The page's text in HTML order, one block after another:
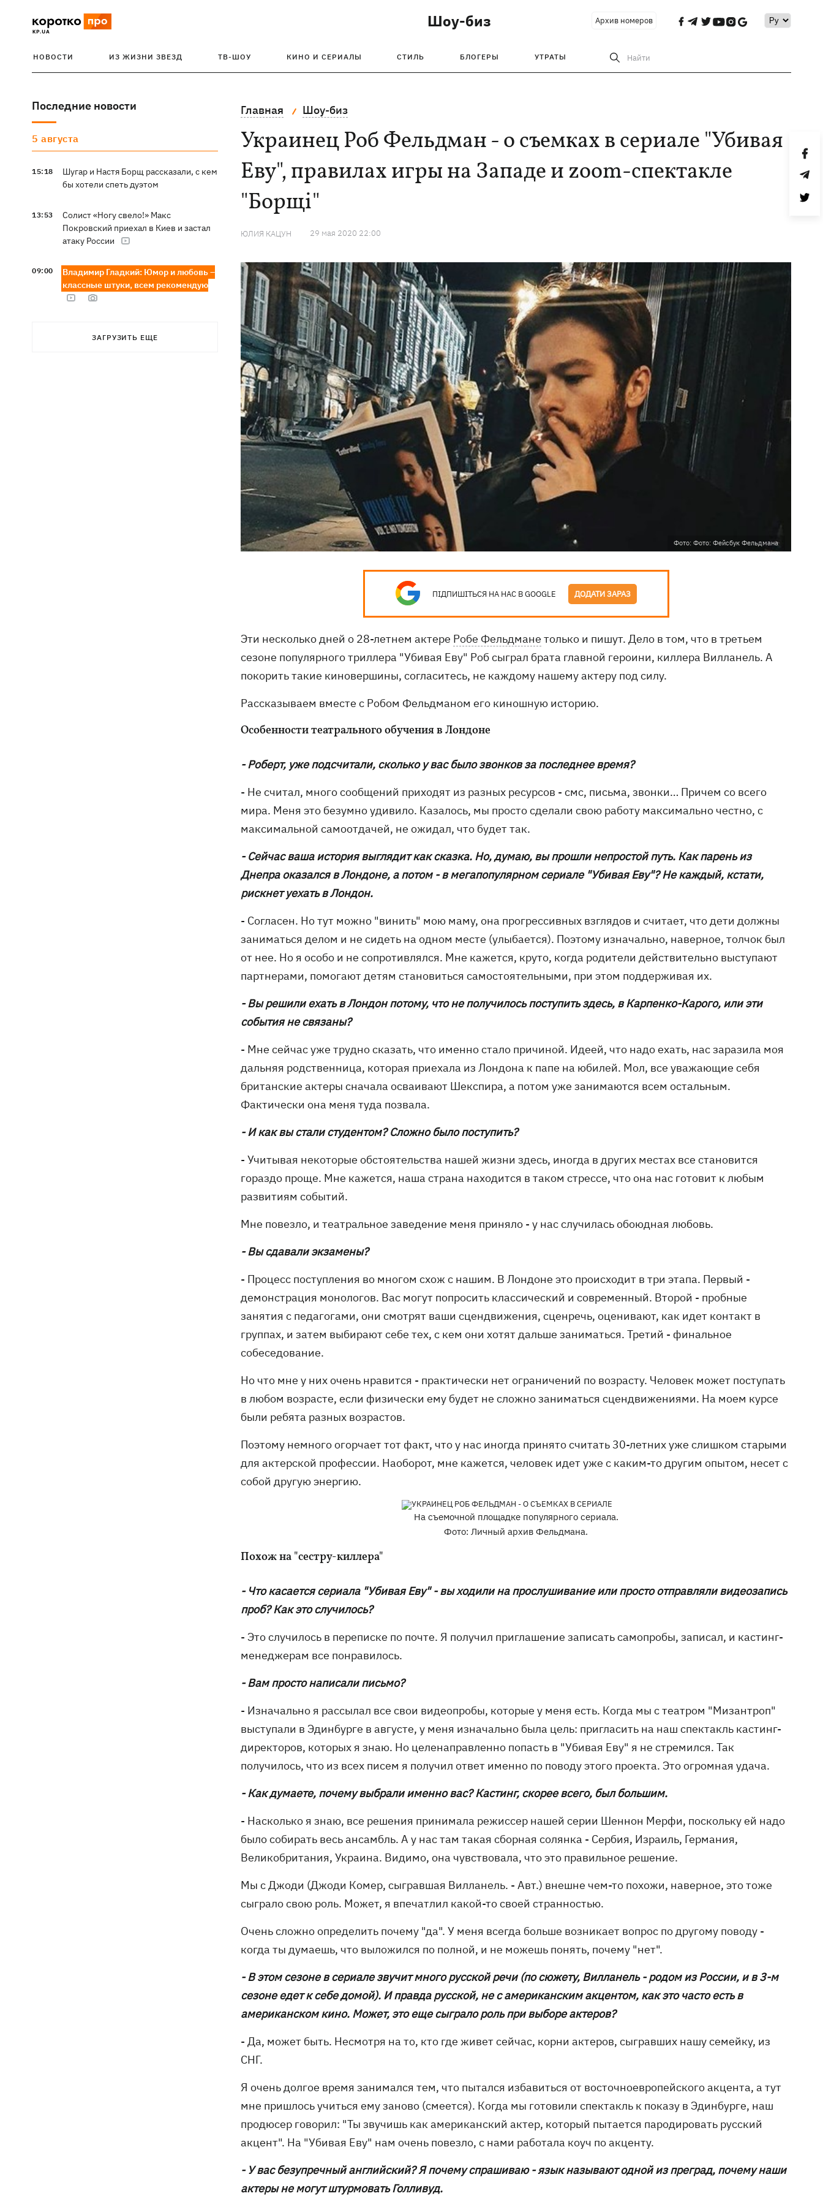
Шоу-биз Архив номеров
НОВОСТИ ИЗ ЖИЗНИ ЗВЕЗД ТВ-ШОУ КИНО И СЕРИАЛЫ СТИЛЬ БЛОГЕРЫ УТРАТЫ Найти
Последние новости
5 августа
15:18
Шугар и Настя Борщ рассказали, с кем
бы хотели спеть дуэтом
13:53
Солист «Ногу свело!» Макс
Покровский приехал в Киев и застал
атаку России
09:00
Владимир Гладкий: Юмор и любовь –
классные штуки, всем рекомендую
ЗАГРУЗИТЬ ЕЩЕ
Главная Шоу-биз
Украинец Роб Фельдман - о съемках в сериале "Убивая
Еву", правилах игры на Западе и zoom-спектакле
"Борщі"
ЮЛИЯ КАЦУН 29 мая 2020 22:00
Фото: Фото: Фейсбук Фельдмана
ПІДПИШІТЬСЯ НА НАС В GOOGLE ДОДАТИ ЗАРАЗ
Эти несколько дней о 28-летнем актере Робе Фельдмане только и пишут. Дело в том, что в третьем
сезоне популярного триллера "Убивая Еву" Роб сыграл брата главной героини, киллера Вилланель. А
покорить такие киновершины, согласитесь, не каждому нашему актеру под силу.
Рассказываем вместе с Робом Фельдманом его киношную историю.
Особенности театрального обучения в Лондоне
- Роберт, уже подсчитали, сколько у вас было звонков за последнее время?
- Не считал, много сообщений приходят из разных ресурсов - смс, письма, звонки… Причем со всего
мира. Меня это безумно удивило. Казалось, мы просто сделали свою работу максимально честно, с
максимальной самоотдачей, не ожидал, что будет так.
- Сейчас ваша история выглядит как сказка. Но, думаю, вы прошли непростой путь. Как парень из
Днепра оказался в Лондоне, а потом - в мегапопулярном сериале "Убивая Еву"? Не каждый, кстати,
рискнет уехать в Лондон.
- Согласен. Но тут можно "винить" мою маму, она прогрессивных взглядов и считает, что дети должны
заниматься делом и не сидеть на одном месте (улыбается). Поэтому изначально, наверное, толчок был
от нее. Но я особо и не сопротивлялся. Мне кажется, круто, когда родители действительно выступают
партнерами, помогают детям становиться самостоятельными, при этом поддерживая их.
- Вы решили ехать в Лондон потому, что не получилось поступить здесь, в Карпенко-Карого, или эти
события не связаны?
- Мне сейчас уже трудно сказать, что именно стало причиной. Идеей, что надо ехать, нас заразила моя
дальняя родственница, которая приехала из Лондона к папе на юбилей. Мол, все уважающие себя
британские актеры сначала осваивают Шекспира, а потом уже занимаются всем остальным.
Фактически она меня туда позвала.
- И как вы стали студентом? Сложно было поступить?
- Учитывая некоторые обстоятельства нашей жизни здесь, иногда в других местах все становится
гораздо проще. Мне кажется, наша страна находится в таком стрессе, что она нас готовит к любым
развитиям событий.
Мне повезло, и театральное заведение меня приняло - у нас случилась обоюдная любовь.
- Вы сдавали экзамены?
- Процесс поступления во многом схож с нашим. В Лондоне это происходит в три этапа. Первый -
демонстрация монологов. Вас могут попросить классический и современный. Второй - пробные
занятия с педагогами, они смотрят ваши сцендвижения, сценречь, оценивают, как идет контакт в
группах, и затем выбирают себе тех, с кем они хотят дальше заниматься. Третий - финальное
собеседование.
Но что мне у них очень нравится - практически нет ограничений по возрасту. Человек может поступать
в любом возрасте, если физически ему будет не сложно заниматься сцендвижениями. На моем курсе
были ребята разных возрастов.
Поэтому немного огорчает тот факт, что у нас иногда принято считать 30-летних уже слишком старыми
для актерской профессии. Наоборот, мне кажется, человек идет уже с каким-то другим опытом, несет с
собой другую энергию.
На съемочной площадке популярного сериала.
Фото: Личный архив Фельдмана.
Похож на "сестру-киллера"
- Что касается сериала "Убивая Еву" - вы ходили на прослушивание или просто отправляли видеозапись
проб? Как это случилось?
- Это случилось в переписке по почте. Я получил приглашение записать самопробы, записал, и кастинг-
менеджерам все понравилось.
- Вам просто написали письмо?
- Изначально я рассылал все свои видеопробы, которые у меня есть. Когда мы с театром "Мизантроп"
выступали в Эдинбурге в августе, у меня изначально была цель: пригласить на наш спектакль кастинг-
директоров, которых я знаю. Но целенаправленно попасть в "Убивая Еву" я не стремился. Так
получилось, что из всех писем я получил ответ именно по поводу этого проекта. Это огромная удача.
- Как думаете, почему выбрали именно вас? Кастинг, скорее всего, был большим.
- Насколько я знаю, все решения принимала режиссер нашей серии Шеннон Мерфи, поскольку ей надо
было собирать весь ансамбль. А у нас там такая сборная солянка - Сербия, Израиль, Германия,
Великобритания, Украина. Видимо, она чувствовала, что это правильное решение.
Мы с Джоди (Джоди Комер, сыгравшая Вилланель. - Авт.) внешне чем-то похожи, наверное, это тоже
сыграло свою роль. Может, я впечатлил какой-то своей странностью.
Очень сложно определить почему "да". У меня всегда больше возникает вопрос по другому поводу -
когда ты думаешь, что выложился по полной, и не можешь понять, почему "нет".
- В этом сезоне в сериале звучит много русской речи (по сюжету, Вилланель - родом из России, и в 3-м
сезоне едет к себе домой). И правда русской, не с американским акцентом, как это часто есть в
американском кино. Может, это еще сыграло роль при выборе актеров?
- Да, может быть. Несмотря на то, кто где живет сейчас, корни актеров, сыгравших нашу семейку, из
СНГ.
Я очень долгое время занимался тем, что пытался избавиться от восточноевропейского акцента, а тут
мне пришлось учиться ему заново (смеется). Когда мы готовили спектакль к показу в Эдинбурге, наш
продюсер говорил: "Ты звучишь как американский актер, который пытается пародировать русский
акцент". На "Убивая Еву" нам очень повезло, с нами работала коуч по акценту.
- У вас безупречный английский? Я почему спрашиваю - язык называют одной из преград, почему наши
актеры не могут штурмовать Голливуд.